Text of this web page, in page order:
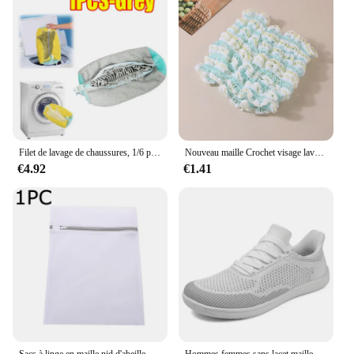
convenient option for those looking to offer a DIY
experience to their customers. With the maille fleur
acier, you can provide a product that is both
functional and stylish, ensuring customer
satisfaction and repeat business.
€4.92
Nouveau maille Crochet visage lavage bandeaux pour femmes large élastique bandeau Spa chouchous bandes de cheveux bandeau cheveux accessoires ensemble
€1.41